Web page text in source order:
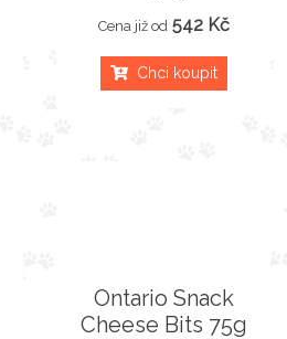
Cena již od 542 Kč
Chci koupit
Ontario Snack
Cheese Bits 75g